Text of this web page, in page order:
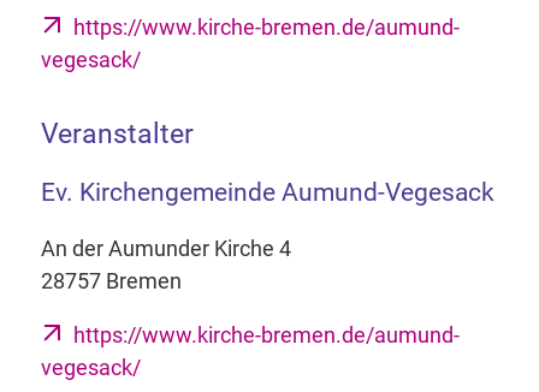
https://www.kirche-bremen.de/aumund-
vegesack/
Veranstalter
Ev. Kirchengemeinde Aumund-Vegesack
An der Aumunder Kirche 4
28757 Bremen
https://www.kirche-bremen.de/aumund-
vegesack/